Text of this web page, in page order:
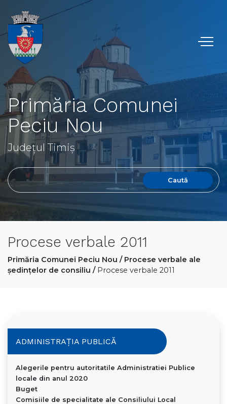
Primăria Comunei
Peciu Nou
Județul Timiș
Caută
Procese verbale 2011
Primăria Comunei Peciu Nou / Procese verbale ale
ședințelor de consiliu / Procese verbale 2011
ADMINISTRAȚIA PUBLICĂ
Alegerile pentru autoritatile Administratiei Publice
locale din anul 2020
Buget
Comisiile de specialitate ale Consiliului Local